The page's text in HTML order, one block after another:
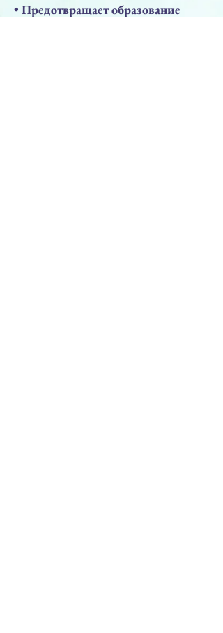
• Предотвращает образование